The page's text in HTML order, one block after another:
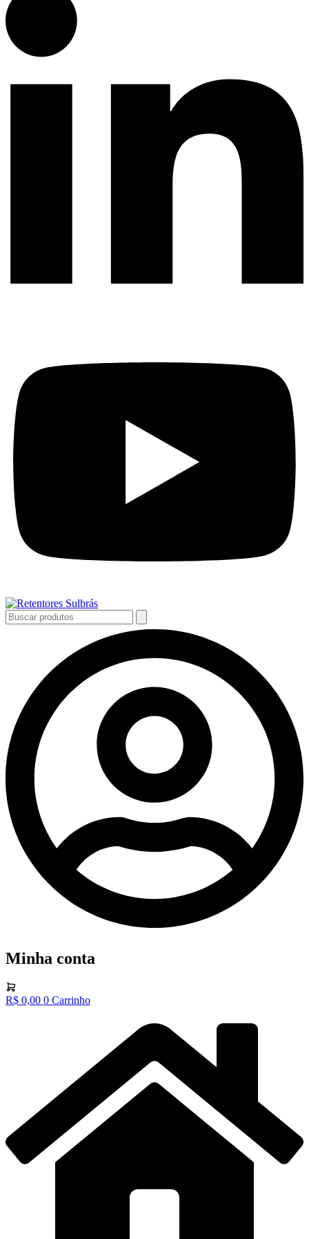
Minha conta
R$ 0,00 0 Carrinho